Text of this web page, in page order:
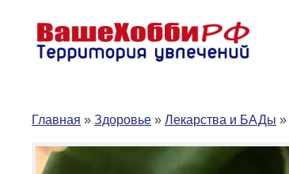
содержимому
Главная » Здоровье » Лекарства и БАДы »